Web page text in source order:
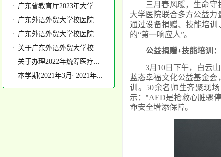
· 广东省教育厅2023年大学...
· 广东外语外贸大学校医院...
· 广东外语外贸大学校医院...
· 关于广东外语外贸大学校...
· 关于办理2022年统筹医疗...
· 本学期(2021年3月~2021年...
三月春风暖，生命
大学医院联合多方公益力
通过设备捐赠、技能培训
的“第一响应人”。
公益捐赠+技能培训
3月10日下午，白云
蓝态幸福文化公益基金
训。50余名师生齐聚现
示："AED是抢救心脏骤
命安全增添保障。